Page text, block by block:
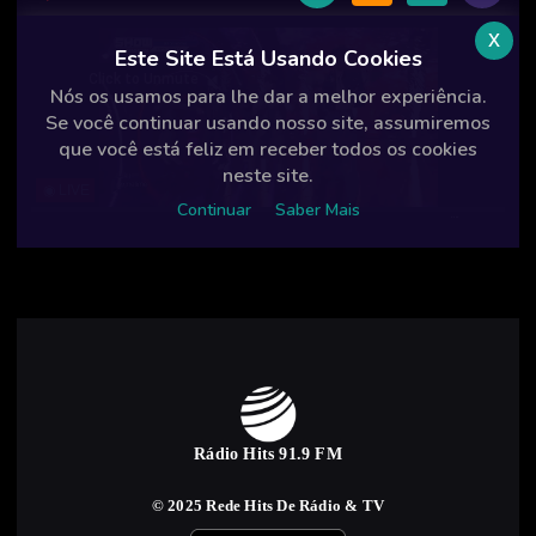
Rádio Hits 91.9 FM
© 2025 Rede Hits De Rádio & TV